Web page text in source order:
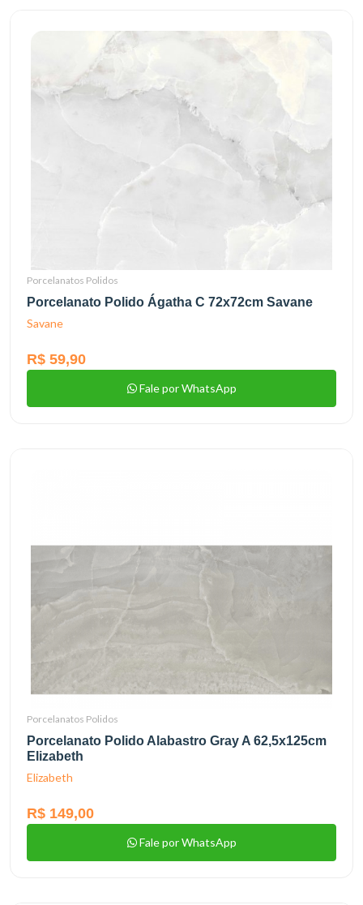
Porcelanatos Polidos
Porcelanato Polido Ágatha C 72x72cm Savane
Savane
R$ 59,90
Fale por WhatsApp
Porcelanatos Polidos
Porcelanato Polido Alabastro Gray A 62,5x125cm
Elizabeth
Elizabeth
R$ 149,00
Fale por WhatsApp